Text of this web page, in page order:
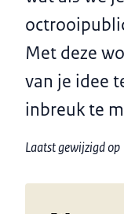
Met deze
van je idee
inbreuk te
Laatst gewijzigd